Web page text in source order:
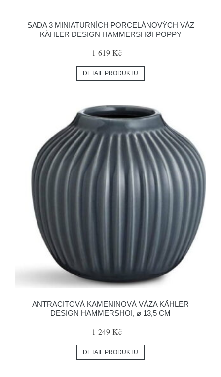
SADA 3 MINIATURNÍCH PORCELÁNOVÝCH VÁZ
KÄHLER DESIGN HAMMERSHØI POPPY
1 619 Kč
DETAIL PRODUKTU
ANTRACITOVÁ KAMENINOVÁ VÁZA KÄHLER
DESIGN HAMMERSHOI, ⌀ 13,5 CM
1 249 Kč
DETAIL PRODUKTU